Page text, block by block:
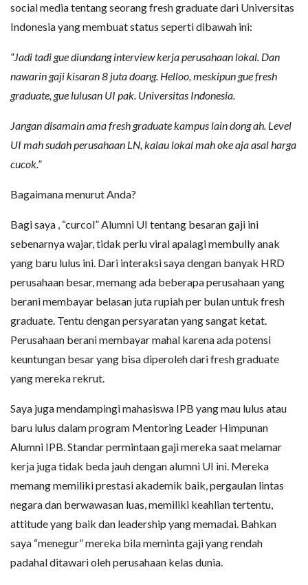
social media tentang seorang fresh graduate dari Universitas
Indonesia yang membuat status seperti dibawah ini:
“Jadi tadi gue diundang interview kerja perusahaan lokal. Dan
nawarin gaji kisaran 8 juta doang. Helloo, meskipun gue fresh
graduate, gue lulusan UI pak. Universitas Indonesia.
Jangan disamain ama fresh graduate kampus lain dong ah. Level
UI mah sudah perusahaan LN, kalau lokal mah oke aja asal harga
cucok.”
Bagaimana menurut Anda?
Bagi saya , “curcol” Alumni UI tentang besaran gaji ini
sebenarnya wajar, tidak perlu viral apalagi membully anak
yang baru lulus ini. Dari interaksi saya dengan banyak HRD
perusahaan besar, memang ada beberapa perusahaan yang
berani membayar belasan juta rupiah per bulan untuk fresh
graduate. Tentu dengan persyaratan yang sangat ketat.
Perusahaan berani membayar mahal karena ada potensi
keuntungan besar yang bisa diperoleh dari fresh graduate
yang mereka rekrut.
Saya juga mendampingi mahasiswa IPB yang mau lulus atau
baru lulus dalam program Mentoring Leader Himpunan
Alumni IPB. Standar permintaan gaji mereka saat melamar
kerja juga tidak beda jauh dengan alumni UI ini. Mereka
memang memiliki prestasi akademik baik, pergaulan lintas
negara dan berwawasan luas, memiliki keahlian tertentu,
attitude yang baik dan leadership yang memadai. Bahkan
saya “menegur” mereka bila meminta gaji yang rendah
padahal ditawari oleh perusahaan kelas dunia.